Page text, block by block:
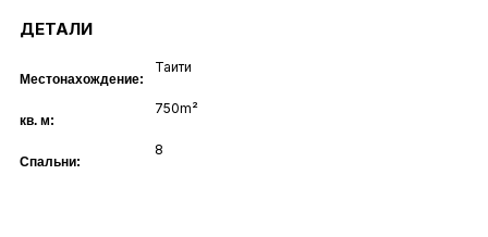
ДЕТАЛИ
Местонахождение:
Таити
кв. м:
750m²
Спальни:
8